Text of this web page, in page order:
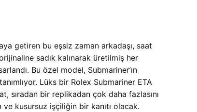
getiren bu eşsiz zaman arkadaşı, saat
sadık kalınarak üretilmiş her
Bu özel model, Submariner’ın
Lüks bir Rolex Submariner ETA
sıradan bir replikadan çok daha fazlasını
kusursuz işçiliğin bir kanıtı olacak.